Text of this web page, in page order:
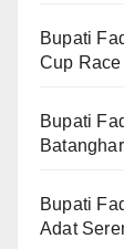
Bupati
Cup
Bupati
Bupati
Adat